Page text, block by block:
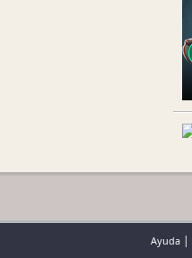
Ayuda |